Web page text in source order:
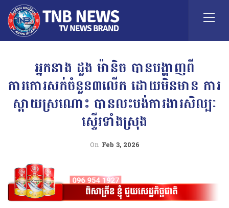
អ្នកនាង ដួង ម៉ានិច បានបង្ហាញពី
ការកោរសក់ចំនួន៣លើក ដោយមិនមាន ការ
ស្តាយស្រណោះ បានលះបង់ការងារសិល្បៈ
ស្ទើរទាំងស្រុង
On Feb 3, 2026